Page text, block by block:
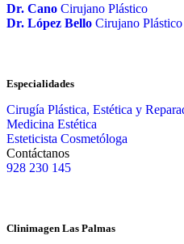
Dr. Cano Cirujano Plástico
Dr. López Bello Cirujano Plástico
Especialidades
Cirugía Plástica, Estética y
Medicina Estética
Esteticista Cosmetóloga
Contáctanos
928 230 145
Clinimagen Las Palmas